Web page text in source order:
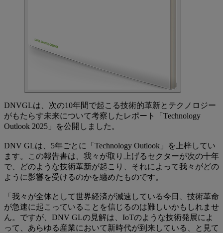
DNVGLは、次の10年間で起こる技術的革新とテクノロジー
がもたらす未来について考察したレポート「Technology
Outlook 2025」を公開しました。
DNV GLは、5年ごとに「Technology Outlook」を上梓してい
ます。この報告書は、我々が取り上げるセクターが次の十年
で、どのような技術革新が起こり、それによって我々がどの
ように影響を受けるのかを纏めたものです。
「我々が全体として世界経済が減速している今日、技術革命
が急速に起こっていることを信じるのは難しいかもしれませ
ん。ですが、DNV GLの見解は、IoTのような技術発展によ
って、あらゆる産業において新時代が到来している、と見て